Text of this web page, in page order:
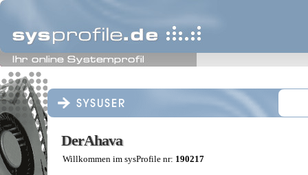
DerAhava
DerAhava
Willkommen im sysProfile nr: 190217